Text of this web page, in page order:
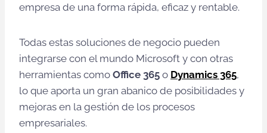
empresa de una forma rápida, eficaz y rentable.
Todas estas soluciones de negocio pueden
integrarse con el mundo Microsoft y con otras
herramientas como Office 365 o Dynamics 365,
lo que aporta un gran abanico de posibilidades y
mejoras en la gestión de los procesos
empresariales.